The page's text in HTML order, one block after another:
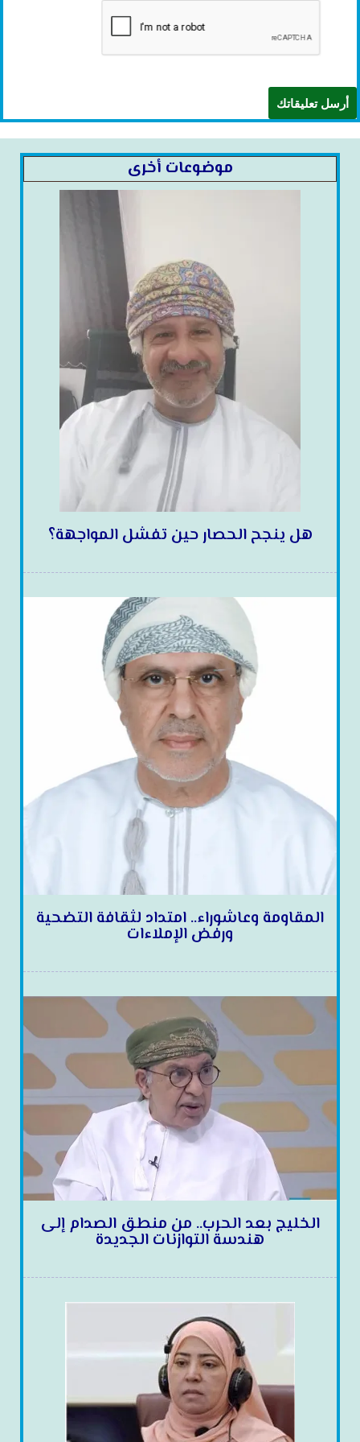
موضوعات أخرى
هل ينجح الحصار حين تفشل المواجهة؟
المقاومة وعاشوراء.. امتداد لثقافة التضحية
ورفض الإملاءات
الخليج بعد الحرب.. من منطق الصدام إلى
هندسة التوازنات الجديدة